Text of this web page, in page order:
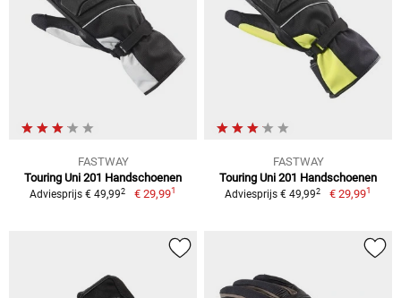
FASTWAY
Touring Uni 201 Handschoenen
Adviesprijs € 49,992 € 29,991
FASTWAY
Touring Uni 201 Handschoenen
Adviesprijs € 49,992 € 29,991